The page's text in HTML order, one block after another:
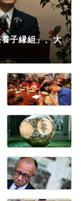
子縁組」、大